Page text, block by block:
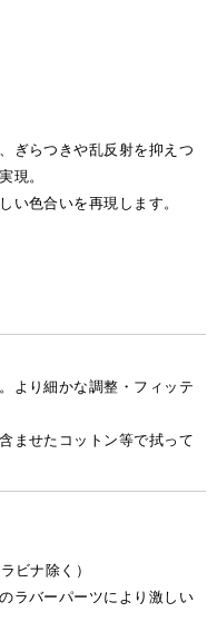
ぎらつきや乱反射を抑えつ
現。
い色合いを再現します。
より細かな調整・フィッテ
ませたコットン等で拭って
ビナ除く）
ラバーパーツにより激しい